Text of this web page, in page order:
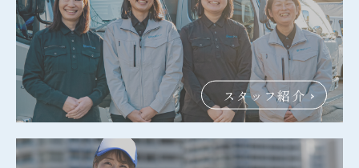
スタッフ紹介